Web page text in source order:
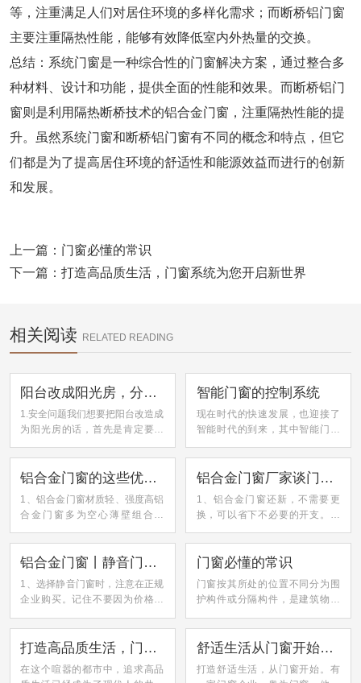
等，注重满足人们对居住环境的多样化需求；而断桥铝门窗
主要注重隔热性能，能够有效降低室内外热量的交换。
总结：系统门窗是一种综合性的门窗解决方案，通过整合多
种材料、设计和功能，提供全面的性能和效果。而断桥铝门
窗则是利用隔热断桥技术的铝合金门窗，注重隔热性能的提
升。虽然系统门窗和断桥铝门窗有不同的概念和特点，但它
们都是为了提高居住环境的舒适性和能源效益而进行的创新
和发展。
上一篇： 门窗必懂的常识
下一篇：打造高品质生活，门窗系统为您开启新世界
相关阅读 RELATED READING
阳台改成阳光房，分分钟多出一间房！
1.安全问题我们想要把阳台改造成
为阳光房的话，首先是肯定要封
阳台的，那么阳台封起来之后，
房屋又会多了一层保护，这样的
话安全性也提高很多。2.卫生问题
水都会进来，阳台封闭之后，这...
智能门窗的控制系统
现在时代的快速发展，也迎接了
智能时代的到来，其中智能门窗
控制系统就是智能时代的代表之
一。那什么是智能门窗控制系统
呢？智能门窗控制系统的组成包
还有已经编写好的控制代码，门
窗控...
铝合金门窗的这些优点你真的了解吗？
1、铝合金门窗材质轻、强度高铝
合金门窗多为空心薄壁组合断
更加方便，铝合金门窗相对比钢
门窗来说减轻了50％左右，并且
易变形。2、外形美观，装饰性好
铝合...
铝合金门窗厂家谈门窗改造的认知误区
1、铝合金门窗还新，不需要更
换，可以省下不必要的开支。外
门窗的隐患可不是肉眼所能轻易
看到的，因此还是建议大家门窗
窗的老化也是二手房中一个突出
问题...
铝合金门窗丨静音门窗选购注意事项
1、选择静音门窗时，注意在正规
企业购买。记住不要因为价格低
能缺乏相关部门的检测，因此可
能不符合标准。2、买之前先比较
差异，就哟爱去在安装静音门窗
门窗必懂的常识
门窗按其所处的位置不同分为围
护构件或分隔构件，是建筑物围
最早的直棂窗在汉墓和陶屋明器
中就有，唐、宋、辽、金的砖、
据不同的设计要求其分别具有保
打造高品质生活，门窗系统为您开启新世界
在这个喧嚣的都市中，追求高品
舒适生活从门窗开始，申成门窗打造家的温馨角落
打造舒适生活，从门窗开始。有